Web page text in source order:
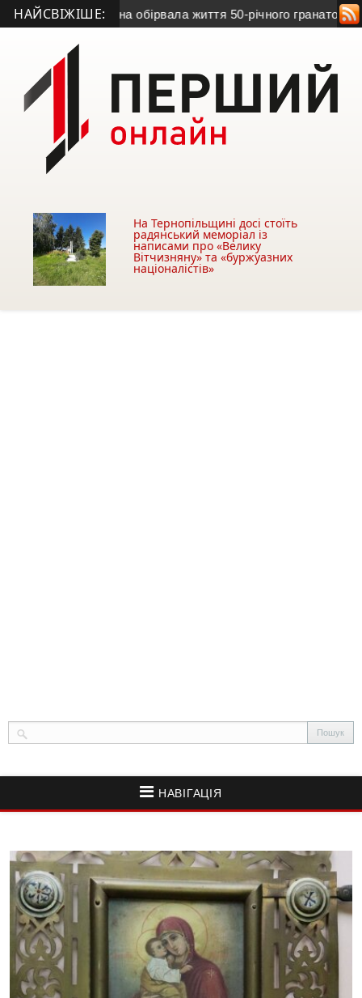
НАЙСВІЖІШЕ:
• Війна обірвала життя 50-річного
На Тернопільщині досі стоїть
радянський меморіал із
написами про «Велику
Вітчизняну» та «буржуазних
націоналістів»
НАВІГАЦІЯ